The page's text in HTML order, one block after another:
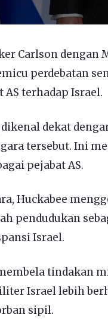
Carlson dengan
perdebatan
terhadap Israel.
dikenal dekat
tersebut. Ini
pejabat AS.
Huckabee
pendudukan
Israel.
tindakan
Israel lebih
sipil.